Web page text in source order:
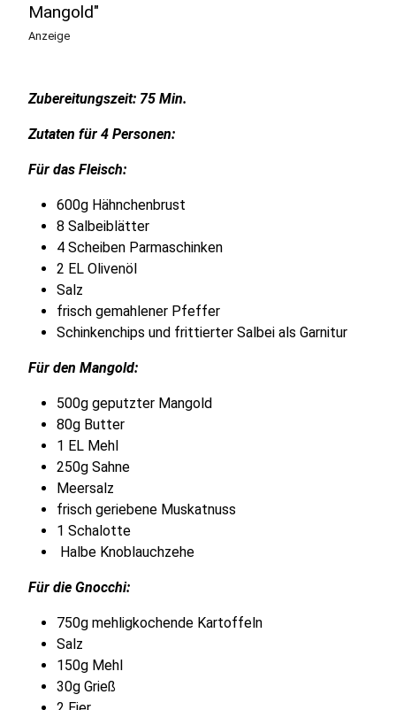
Mangold"
Anzeige
Zubereitungszeit: 75 Min.
Zutaten für 4 Personen:
Für das Fleisch:
600g Hähnchenbrust
8 Salbeiblätter
4 Scheiben Parmaschinken
2 EL Olivenöl
Salz
frisch gemahlener Pfeffer
Schinkenchips und frittierter Salbei als Garnitur
Für den Mangold:
500g geputzter Mangold
80g Butter
1 EL Mehl
250g Sahne
Meersalz
frisch geriebene Muskatnuss
1 Schalotte
Halbe Knoblauchzehe
Für die Gnocchi:
750g mehligkochende Kartoffeln
Salz
150g Mehl
30g Grieß